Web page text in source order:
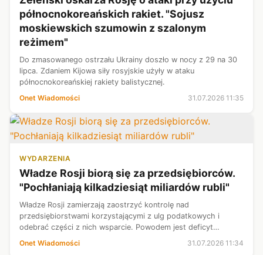
północnokoreańskich rakiet. "Sojusz
moskiewskich szumowin z szalonym
reżimem"
Do zmasowanego ostrzału Ukrainy doszło w nocy z 29 na 30
lipca. Zdaniem Kijowa siły rosyjskie użyły w ataku
północnokoreańskiej rakiety balistycznej.
Onet Wiadomości
31.07.2026 11:35
WYDARZENIA
Władze Rosji biorą się za przedsiębiorców.
"Pochłaniają kilkadziesiąt miliardów rubli"
Władze Rosji zamierzają zaostrzyć kontrolę nad
przedsiębiorstwami korzystającymi z ulg podatkowych i
odebrać części z nich wsparcie. Powodem jest deficyt
budżetu federalnego, który w pierwszym półroczu wyniósł 5,7
Onet Wiadomości 31.07.2026 11:34